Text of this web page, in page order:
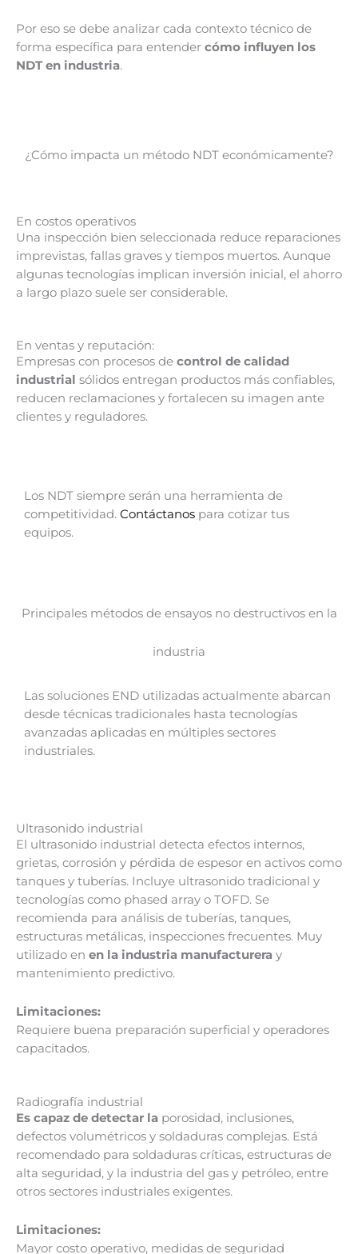
Por eso se debe analizar cada contexto técnico de
forma específica para entender cómo influyen los
NDT en industria.
¿Cómo impacta un método NDT económicamente?
En costos operativos
Una inspección bien seleccionada reduce reparaciones
imprevistas, fallas graves y tiempos muertos. Aunque
algunas tecnologías implican inversión inicial, el ahorro
a largo plazo suele ser considerable.
En ventas y reputación:
Empresas con procesos de control de calidad
industrial sólidos entregan productos más confiables,
reducen reclamaciones y fortalecen su imagen ante
clientes y reguladores.
Los NDT siempre serán una herramienta de
competitividad. Contáctanos para cotizar tus
equipos.
Principales métodos de ensayos no destructivos en la
industria
Las soluciones END utilizadas actualmente abarcan
desde técnicas tradicionales hasta tecnologías
avanzadas aplicadas en múltiples sectores
industriales.
Ultrasonido industrial
El ultrasonido industrial detecta efectos internos,
grietas, corrosión y pérdida de espesor en activos como
tanques y tuberías. Incluye ultrasonido tradicional y
tecnologías como phased array o TOFD. Se
recomienda para análisis de tuberías, tanques,
estructuras metálicas, inspecciones frecuentes. Muy
utilizado en en la industria manufacturera y
mantenimiento predictivo.
Limitaciones:
Requiere buena preparación superficial y operadores
capacitados.
Radiografía industrial
Es capaz de detectar la porosidad, inclusiones,
defectos volumétricos y soldaduras complejas. Está
recomendado para soldaduras críticas, estructuras de
alta seguridad, y la industria del gas y petróleo, entre
otros sectores industriales exigentes.
Limitaciones:
Mayor costo operativo, medidas de seguridad